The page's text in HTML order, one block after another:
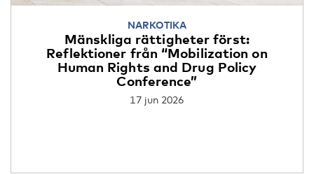
NARKOTIKA
Mänskliga rättigheter först:
Reflektioner från “Mobilization on
Human Rights and Drug Policy
Conference”
17 jun 2026